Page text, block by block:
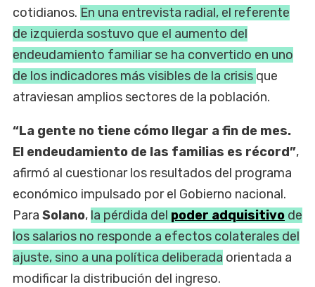
cotidianos. En una entrevista radial, el referente
de izquierda sostuvo que el aumento del
endeudamiento familiar se ha convertido en uno
de los indicadores más visibles de la crisis que
atraviesan amplios sectores de la población.
“La gente no tiene cómo llegar a fin de mes.
El endeudamiento de las familias es récord”,
afirmó al cuestionar los resultados del programa
económico impulsado por el Gobierno nacional.
Para Solano, la pérdida del poder adquisitivo de
los salarios no responde a efectos colaterales del
ajuste, sino a una política deliberada orientada a
modificar la distribución del ingreso.